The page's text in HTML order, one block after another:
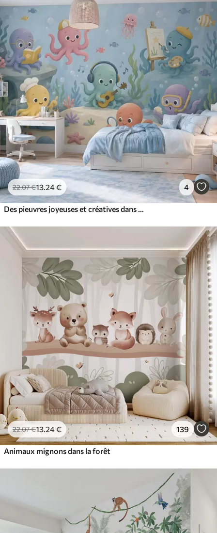
22.07€13 .24€ 4
22.07€13 .24€ 139
Animaux mignons dans la forêt